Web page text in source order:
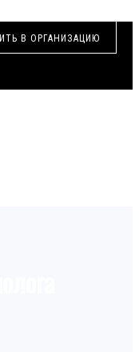
В ОРГАНИЗАЦИЮ